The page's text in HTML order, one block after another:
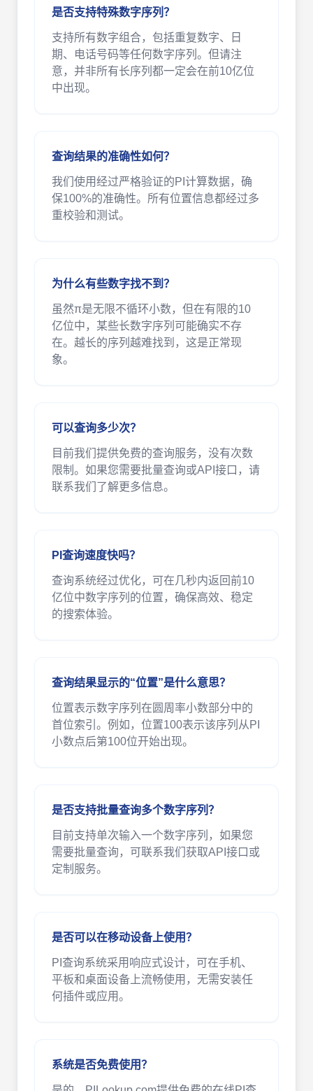
是否支持特殊数字序列？
支持所有数字组合，包括重复数字、日
期、电话号码等任何数字序列。但请注
意，并非所有长序列都一定会在前10亿位
中出现。
查询结果的准确性如何？
我们使用经过严格验证的PI计算数据，确
保100%的准确性。所有位置信息都经过多
重校验和测试。
为什么有些数字找不到？
虽然π是无限不循环小数，但在有限的10
亿位中，某些长数字序列可能确实不存
在。越长的序列越难找到，这是正常现
象。
可以查询多少次？
目前我们提供免费的查询服务，没有次数
限制。如果您需要批量查询或API接口，请
联系我们了解更多信息。
PI查询速度快吗？
查询系统经过优化，可在几秒内返回前10
亿位中数字序列的位置，确保高效、稳定
的搜索体验。
查询结果显示的“位置”是什么意思？
位置表示数字序列在圆周率小数部分中的
首位索引。例如，位置100表示该序列从PI
小数点后第100位开始出现。
是否支持批量查询多个数字序列？
目前支持单次输入一个数字序列，如果您
需要批量查询，可联系我们获取API接口或
定制服务。
是否可以在移动设备上使用？
PI查询系统采用响应式设计，可在手机、
平板和桌面设备上流畅使用，无需安装任
何插件或应用。
系统是否免费使用？